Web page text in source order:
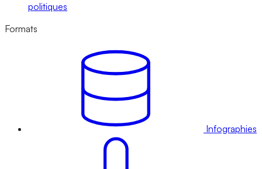
politiques
Formats
Infographies